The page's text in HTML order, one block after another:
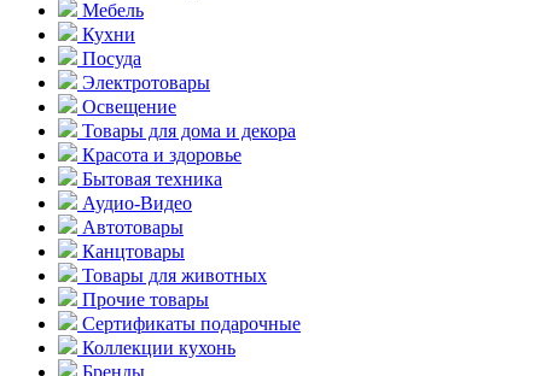
Мебель
Кухни
Посуда
Электротовары
Освещение
Товары для дома и декора
Красота и здоровье
Бытовая техника
Аудио-Видео
Автотовары
Канцтовары
Товары для животных
Прочие товары
Сертификаты подарочные
Коллекции кухонь
Бренды